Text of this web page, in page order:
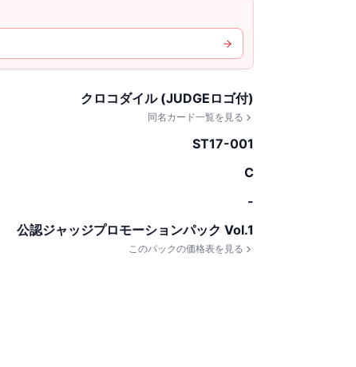
クロコダイル (JUDGEロゴ付)
同名カード一覧を見る
ST17-001
C
-
公認ジャッジプロモーションパック Vol.1
このパックの価格表を見る